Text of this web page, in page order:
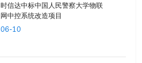
时信达中标中国人民警察大学物联
网中控系统改造项目
06-10